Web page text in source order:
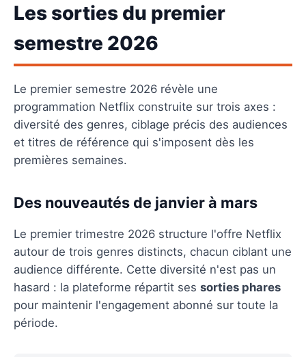
Les sorties du premier
semestre 2026
Le premier semestre 2026 révèle une
programmation Netflix construite sur trois axes :
diversité des genres, ciblage précis des audiences
et titres de référence qui s'imposent dès les
premières semaines.
Des nouveautés de janvier à mars
Le premier trimestre 2026 structure l'offre Netflix
autour de trois genres distincts, chacun ciblant une
audience différente. Cette diversité n'est pas un
hasard : la plateforme répartit ses sorties phares
pour maintenir l'engagement abonné sur toute la
période.